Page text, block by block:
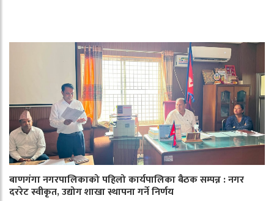
बाणगंगा नगरपालिकाको पहिलो कार्यपालिका बैठक सम्पन्न : नगर
दररेट स्वीकृत, उद्योग शाखा स्थापना गर्ने निर्णय